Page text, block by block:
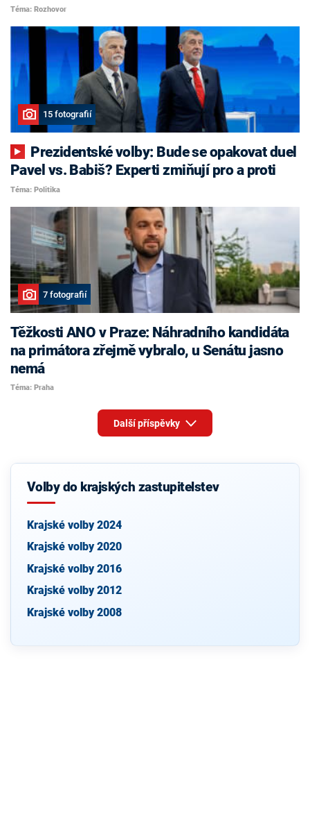
Téma: Rozhovor
15 fotografií
Pavel vs. Babiš? Experti zmiňují pro a proti
Téma: Politika
7 fotografií
Těžkosti ANO v Praze: Náhradního kandidáta
na primátora zřejmě vybralo, u Senátu jasno
nemá
Téma: Praha
Další příspěvky
Volby do krajských zastupitelstev
Krajské volby 2024
Krajské volby 2020
Krajské volby 2016
Krajské volby 2012
Krajské volby 2008